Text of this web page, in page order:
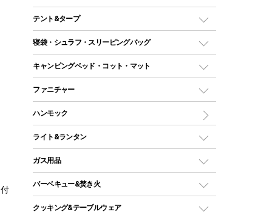
テント&タープ
テント
ツールームテント
ワンポールテント
シェルターテント
ロッジ型・オリジナルテント
タープ
寝袋・シュラフ・スリーピングバッグ
レクタングラー型（封筒型）シュラフ
インナーシュラフ
キャンピングベッド・コット・マット
キャンピングベッド・コット
インフレータブルマット
ファニチャー
アウトドアテーブル
レジャーシート
ハンモック
ライト&ランタン
LEDランタン
ガスランタン
オイルランタン
ガス用品
ガスバーナー
バーベキュー&焚き火
バーベキューコンロ、グリル
クッキング&テーブルウェア